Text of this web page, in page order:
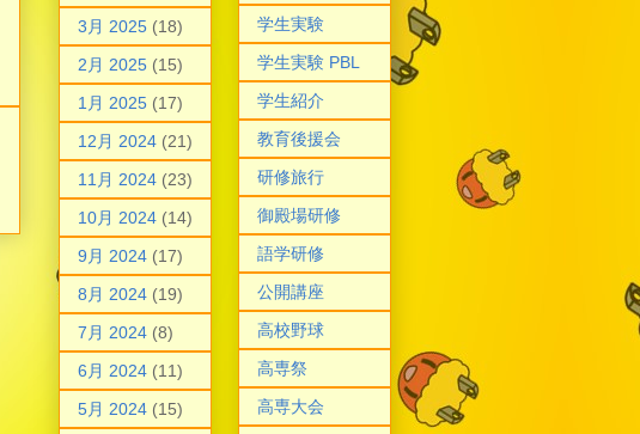
3月 2025 (18)
2月 2025 (15)
1月 2025 (17)
12月 2024 (21)
11月 2024 (23)
10月 2024 (14)
9月 2024 (17)
8月 2024 (19)
7月 2024 (8)
6月 2024 (11)
5月 2024 (15)
学生実験
学生実験 PBL
学生紹介
教育後援会
研修旅行
御殿場研修
語学研修
公開講座
高校野球
高専祭
高専大会